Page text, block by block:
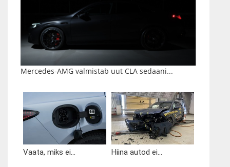
Mercedes-AMG valmistab uut CLA sedaani...
Vaata, miks ei... Hiina autod ei...